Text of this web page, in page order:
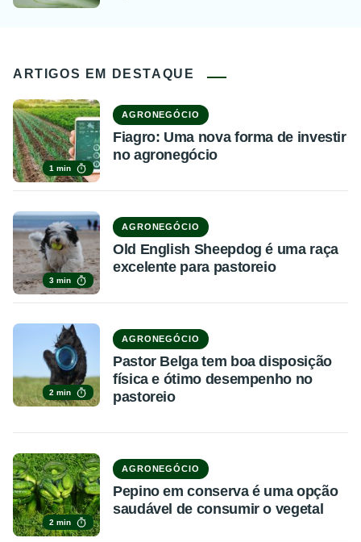
ARTIGOS EM DESTAQUE
1 min
AGRONEGÓCIO
Fiagro: Uma nova forma de investir
no agronegócio
3 min
AGRONEGÓCIO
Old English Sheepdog é uma raça
excelente para pastoreio
2 min
AGRONEGÓCIO
Pastor Belga tem boa disposição
física e ótimo desempenho no
pastoreio
2 min
AGRONEGÓCIO
Pepino em conserva é uma opção
saudável de consumir o vegetal